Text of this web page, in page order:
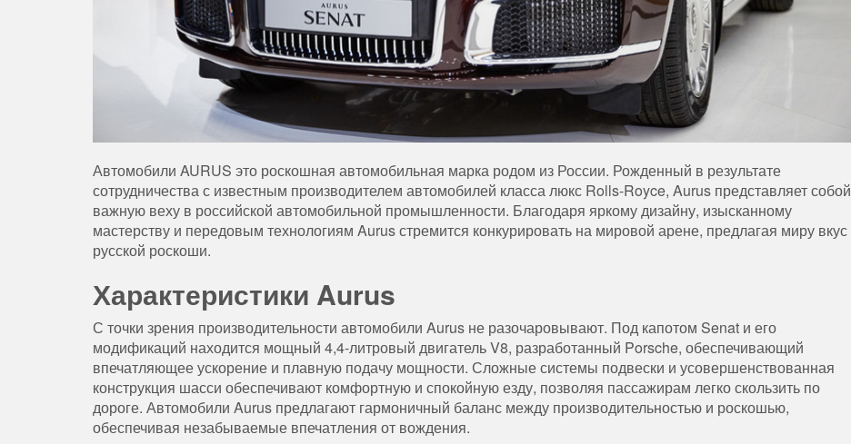
Автомобили AURUS это роскошная автомобильная марка родом из России. Рожденный в результате
сотрудничества с известным производителем автомобилей класса люкс Rolls-Royce, Aurus представляет собой
важную веху в российской автомобильной промышленности. Благодаря яркому дизайну, изысканному
мастерству и передовым технологиям Aurus стремится конкурировать на мировой арене, предлагая миру вкус
русской роскоши.
Характеристики Aurus
С точки зрения производительности автомобили Aurus не разочаровывают. Под капотом Senat и его
модификаций находится мощный 4,4-литровый двигатель V8, разработанный Porsche, обеспечивающий
впечатляющее ускорение и плавную подачу мощности. Сложные системы подвески и усовершенствованная
конструкция шасси обеспечивают комфортную и спокойную езду, позволяя пассажирам легко скользить по
дороге. Автомобили Aurus предлагают гармоничный баланс между производительностью и роскошью,
обеспечивая незабываемые впечатления от вождения.